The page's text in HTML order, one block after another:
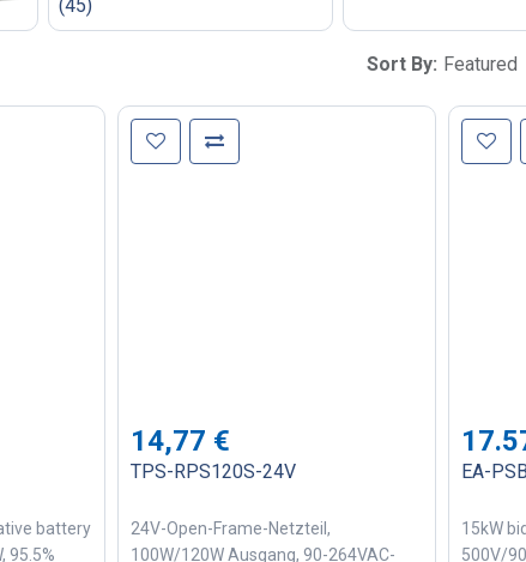
(45)
Sort By: Featured
battery
95.5%
14,77 €
TPS-RPS120S-24V
24V-Open-Frame-Netzteil,
100W/120W Ausgang, 90-264VAC-
EA-
15kW
500V/